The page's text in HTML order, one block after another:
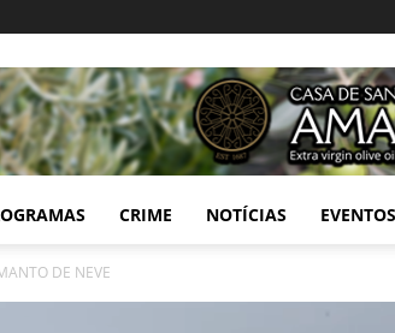
CRIME NOTÍCIAS EVENTOS
DE NEVE